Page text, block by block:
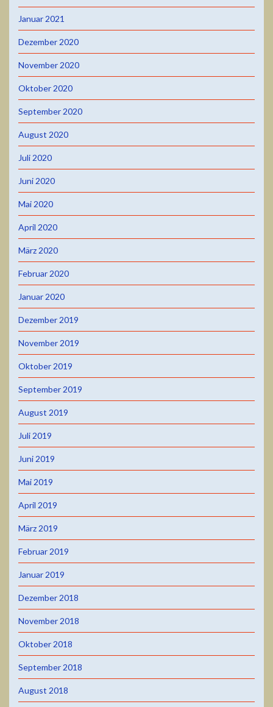
Januar 2021
Dezember 2020
November 2020
Oktober 2020
September 2020
August 2020
Juli 2020
Juni 2020
Mai 2020
April 2020
März 2020
Februar 2020
Januar 2020
Dezember 2019
November 2019
Oktober 2019
September 2019
August 2019
Juli 2019
Juni 2019
Mai 2019
April 2019
März 2019
Februar 2019
Januar 2019
Dezember 2018
November 2018
Oktober 2018
September 2018
August 2018